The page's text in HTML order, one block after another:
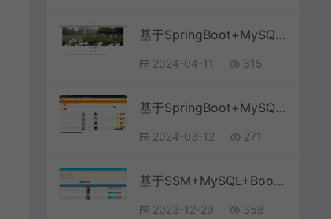
基于SpringBoot+MySQL+Vue.js的在线教育网站系统(附论文)
2024-04-11 315
基于SpringBoot+MySQL+Vue.js的志愿者管理系统(附论文)
2024-03-12 271
基于SSM+MySQL+Bootstrap的体育竞赛管理系统(附论文)
2023-12-29 358